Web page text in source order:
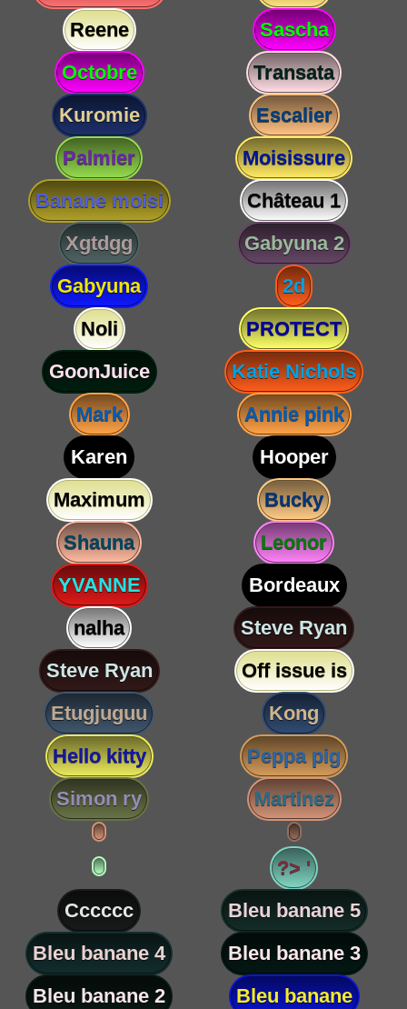
Reene
Sascha
Octobre
Transata
Kuromie
Escalier
Palmier
Moisissure
Banane moisi
Château 1
Xgtdgg
Gabyuna 2
Gabyuna
2d
Noli
PROTECT
GoonJuice
Katie Nichols
Mark
Annie pink
Karen
Hooper
Maximum
Bucky
Shauna
Leonor
YVANNE
Bordeaux
nalha
Steve Ryan
Steve Ryan
Off issue is
Etugjuguu
Kong
Hello kitty
Peppa pig
Simon ry
Martinez
?> '
Cccccc
Bleu banane 5
Bleu banane 4
Bleu banane 3
Bleu banane 2
Bleu banane